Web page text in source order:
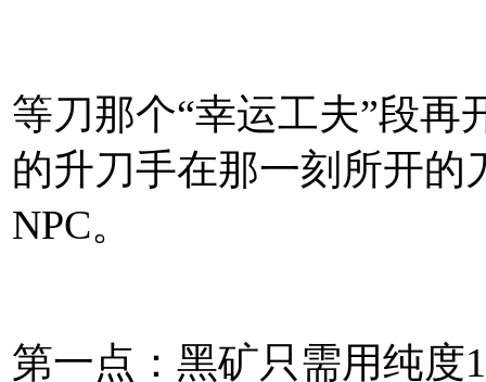
等刀那个“幸运工夫”段再
的升刀手在那一刻所开的
NPC。
第一点：黑矿只需用纯度